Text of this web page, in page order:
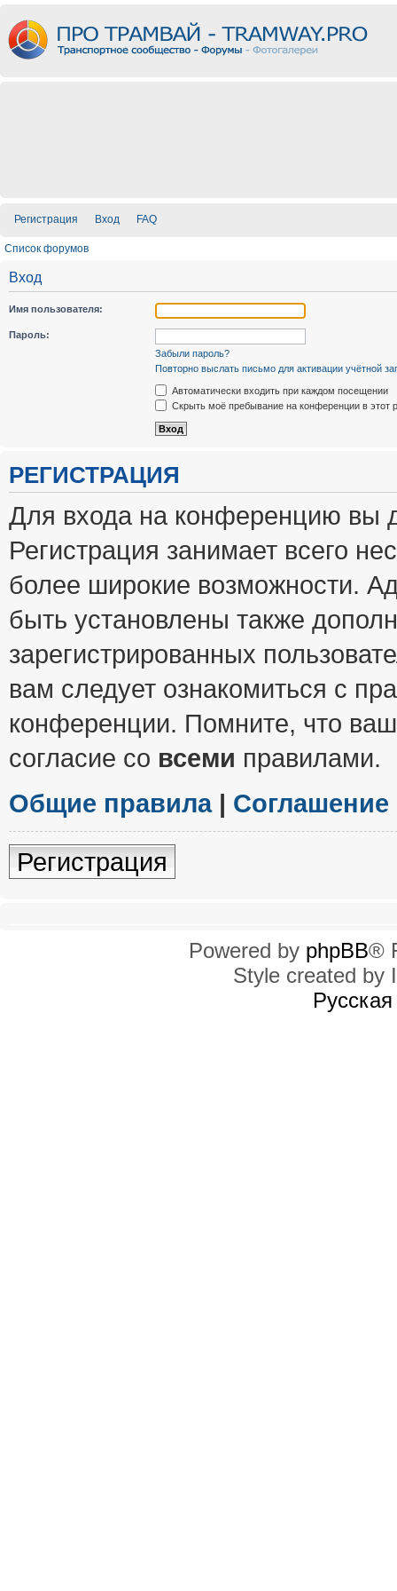
Регистрация Вход FAQ
Список форумов
Вход
Имя пользователя:
Пароль:
Забыли пароль?
Повторно выслать письмо для активации учётной
Автоматически входить при каждом посещении
Скрыть моё пребывание на конференции в этот
РЕГИСТРАЦИЯ
Для входа на конференцию вы
Регистрация занимает всего
более широкие возможности.
быть установлены также
зарегистрированных
вам следует ознакомиться с
конференции. Помните, что
согласие со всеми правилами.
Общие правила|
Регистрация
Powered by phpBB®
Style created by